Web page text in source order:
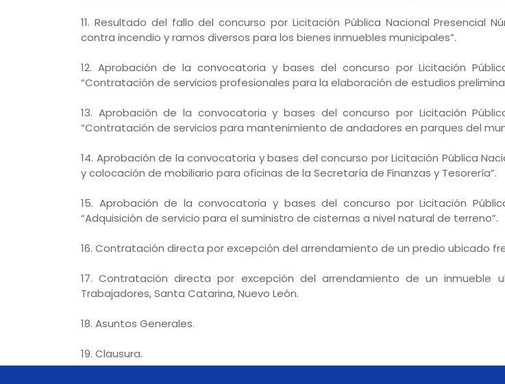
11. Resultado del fallo del concurso por Licitación Pública Nacional Presencial
contra incendio y ramos diversos para los bienes inmuebles municipales”.
12. Aprobación de la convocatoria y bases del concurso por Licitación
“Contratación de servicios profesionales para la elaboración de estudios
13. Aprobación de la convocatoria y bases del concurso por Licitación
“Contratación de servicios para mantenimiento de andadores en parques del
14. Aprobación de la convocatoria y bases del concurso por Licitación Pública
y colocación de mobiliario para oficinas de la Secretaría de Finanzas y Tesorería”.
15. Aprobación de la convocatoria y bases del concurso por Licitación
“Adquisición de servicio para el suministro de cisternas a nivel natural de terreno”.
16. Contratación directa por excepción del arrendamiento de un predio ubicado
17. Contratación directa por excepción del arrendamiento de un inmueble
Trabajadores, Santa Catarina, Nuevo León.
18. Asuntos Generales.
19. Clausura.